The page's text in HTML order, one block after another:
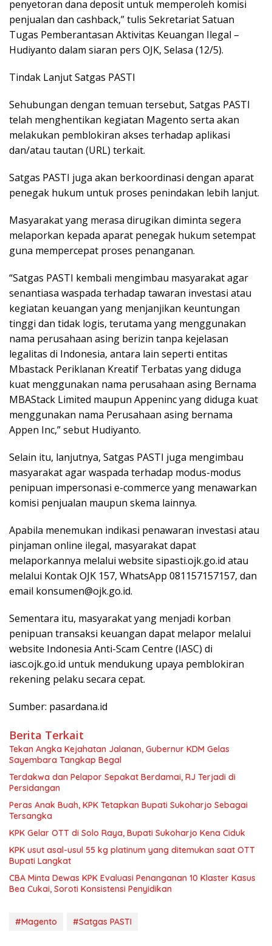
penyetoran dana deposit untuk memperoleh komisi
penjualan dan cashback,” tulis Sekretariat Satuan
Tugas Pemberantasan Aktivitas Keuangan Ilegal –
Hudiyanto dalam siaran pers OJK, Selasa (12/5).
Tindak Lanjut Satgas PASTI
Sehubungan dengan temuan tersebut, Satgas PASTI
telah menghentikan kegiatan Magento serta akan
melakukan pemblokiran akses terhadap aplikasi
dan/atau tautan (URL) terkait.
Satgas PASTI juga akan berkoordinasi dengan aparat
penegak hukum untuk proses penindakan lebih lanjut.
Masyarakat yang merasa dirugikan diminta segera
melaporkan kepada aparat penegak hukum setempat
guna mempercepat proses penanganan.
“Satgas PASTI kembali mengimbau masyarakat agar
senantiasa waspada terhadap tawaran investasi atau
kegiatan keuangan yang menjanjikan keuntungan
tinggi dan tidak logis, terutama yang menggunakan
nama perusahaan asing berizin tanpa kejelasan
legalitas di Indonesia, antara lain seperti entitas
Mbastack Periklanan Kreatif Terbatas yang diduga
kuat menggunakan nama perusahaan asing Bernama
MBAStack Limited maupun Appeninc yang diduga kuat
menggunakan nama Perusahaan asing bernama
Appen Inc,” sebut Hudiyanto.
Selain itu, lanjutnya, Satgas PASTI juga mengimbau
masyarakat agar waspada terhadap modus-modus
penipuan impersonasi e-commerce yang menawarkan
komisi penjualan maupun skema lainnya.
Apabila menemukan indikasi penawaran investasi atau
pinjaman online ilegal, masyarakat dapat
melaporkannya melalui website sipasti.ojk.go.id atau
melalui Kontak OJK 157, WhatsApp 081157157157, dan
email konsumen@ojk.go.id.
Sementara itu, masyarakat yang menjadi korban
penipuan transaksi keuangan dapat melapor melalui
website Indonesia Anti-Scam Centre (IASC) di
iasc.ojk.go.id untuk mendukung upaya pemblokiran
rekening pelaku secara cepat.
Sumber: pasardana.id
Berita Terkait
Tekan Angka Kejahatan Jalanan, Gubernur KDM Gelas
Sayembara Tangkap Begal
Terdakwa dan Pelapor Sepakat Berdamai, RJ Terjadi di
Persidangan
Peras Anak Buah, KPK Tetapkan Bupati Sukoharjo Sebagai
Tersangka
KPK Gelar OTT di Solo Raya, Bupati Sukoharjo Kena Ciduk
KPK usut asal-usul 55 kg platinum yang ditemukan saat OTT
Bupati Langkat
CBA Minta Dewas KPK Evaluasi Penanganan 10 Klaster Kasus
Bea Cukai, Soroti Konsistensi Penyidikan
#Magento #Satgas PASTI